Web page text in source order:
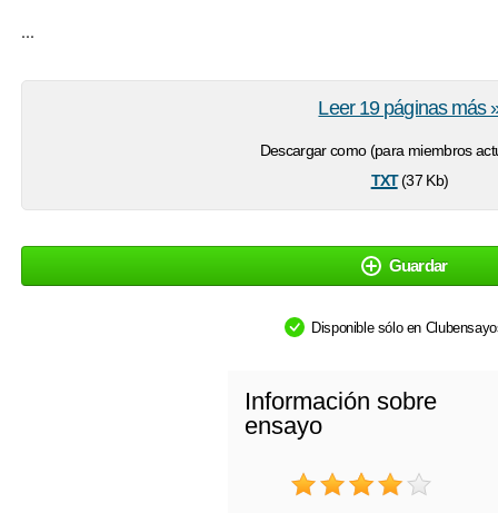
...
Descargar como (para miembros
txt(37 Kb)
Leer 19 páginas más
Guardar
Disponible sólo en
Información sobre
ensayo